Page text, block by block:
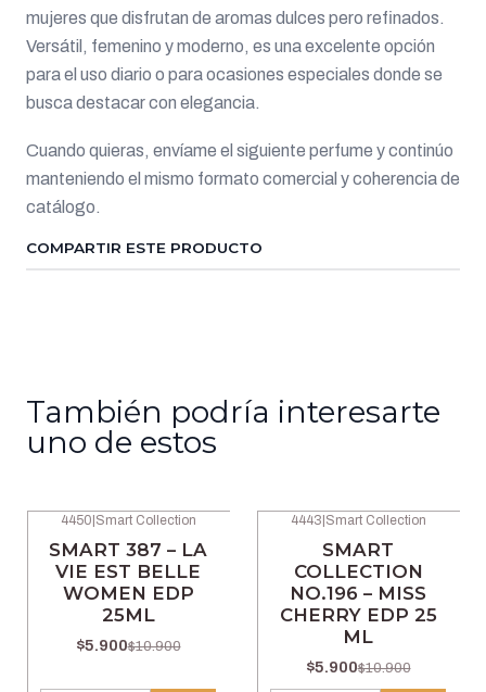
mujeres que disfrutan de aromas dulces pero refinados.
Versátil, femenino y moderno, es una excelente opción
para el uso diario o para ocasiones especiales donde se
busca destacar con elegancia.
Cuando quieras, envíame el siguiente perfume y continúo
manteniendo el mismo formato comercial y coherencia de
catálogo.
COMPARTIR ESTE PRODUCTO
También podría interesarte
uno de estos
4450 Smart Collection
SMART 387 – LA
VIE EST BELLE
WOMEN EDP
25ML
$5.900$10.900
4443 Smart Collection
SMART
COLLECTION
NO.196 – MISS
CHERRY EDP 25
ML
$5.900$10.900